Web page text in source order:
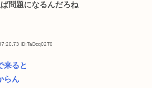
問題になるんだろね
ID:TaDcq02T0
来ると
らん